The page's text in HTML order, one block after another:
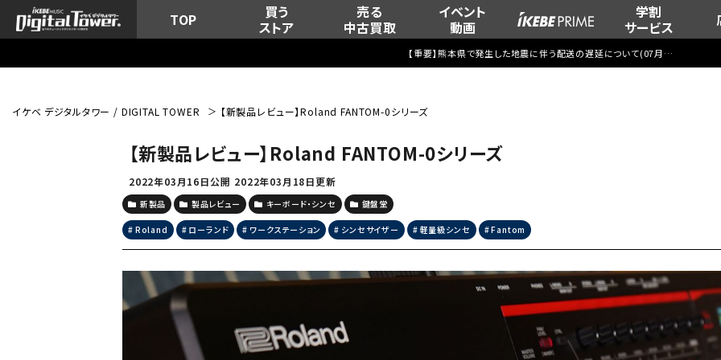
TOP
買う
ストア
売る
中古買取
イベント
動画
学割
サービス
【重要】熊本県で発生した地震に伴う配送の遅延について(07月29日
イケベ デジタルタワー / DIGITAL TOWER 【新製品レビュー】Roland FANTOM-0シリーズ
【新製品レビュー】Roland FANTOM-0シリーズ
2022年03月16日公開 2022年03月18日更新
新製品 製品レビュー キーボード・シンセ 鍵盤堂
Roland ローランド ワークステーション シンセサイザー 軽量級シンセ Fantom